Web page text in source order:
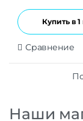
Купить в
Сравнение
Наши